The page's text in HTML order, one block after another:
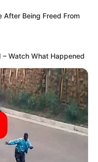
lesz
kedve ráadásul
időszakban, ami
kezelését.
Gyógyszerészeti
alapján
Covid elleni vakcina
hogy a WHO
már
a részletes
After Being Freed From
Watch What Happened